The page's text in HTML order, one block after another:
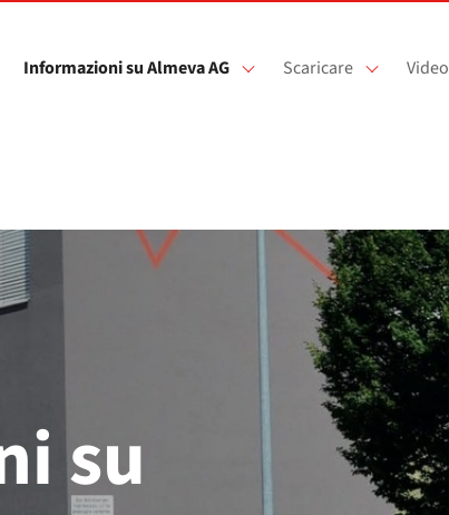
Informazioni su Almeva AG Scaricare Video
su